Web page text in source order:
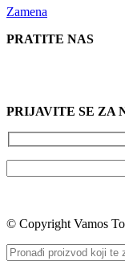
Zamena
PRATITE NAS
PRIJAVITE SE ZA
© Copyright Vamos